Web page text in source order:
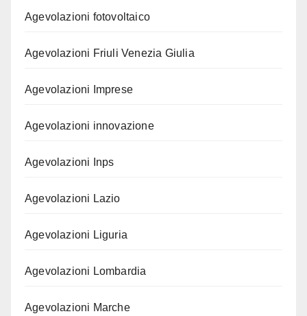
Agevolazioni fotovoltaico
Agevolazioni Friuli Venezia Giulia
Agevolazioni Imprese
Agevolazioni innovazione
Agevolazioni Inps
Agevolazioni Lazio
Agevolazioni Liguria
Agevolazioni Lombardia
Agevolazioni Marche